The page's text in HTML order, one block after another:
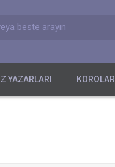
beste arayın
YAZARLARI KOROLAR